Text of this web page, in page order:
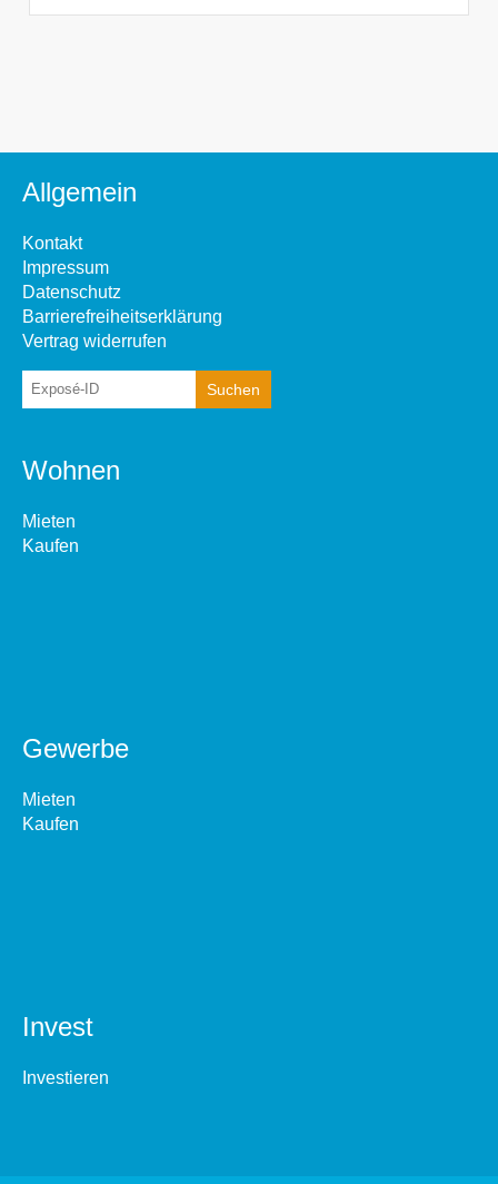
Allgemein
Kontakt
Impressum
Datenschutz
Barrierefreiheitserklärung
Vertrag widerrufen
Wohnen
Mieten
Kaufen
Gewerbe
Mieten
Kaufen
Invest
Investieren